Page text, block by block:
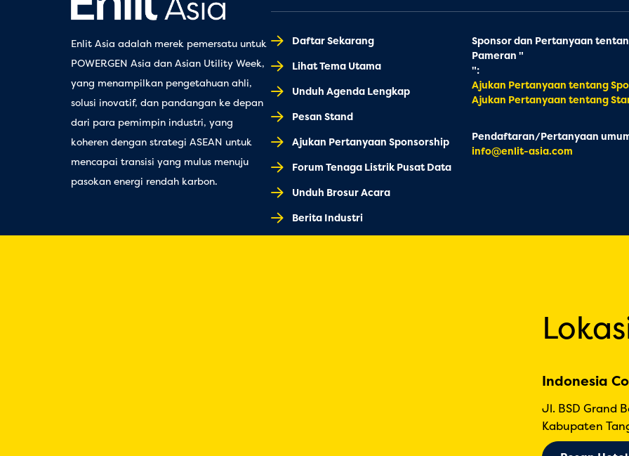
Enlit Asia adalah merek pemersatu untuk
POWERGEN Asia dan Asian Utility Week,
yang menampilkan pengetahuan ahli,
solusi inovatif, dan pandangan ke depan
dari para pemimpin industri, yang
koheren dengan strategi ASEAN untuk
mencapai transisi yang mulus menuju
pasokan energi rendah karbon.
Daftar Sekarang
Lihat Tema Utama
Unduh Agenda Lengkap
Pesan Stand
Ajukan Pertanyaan Sponsorship
Forum Tenaga Listrik Pusat Data
Unduh Brosur Acara
Berita Industri
Sponsor dan Pertanyaan
Pameran "
":
Ajukan Pertanyaan tentang
Ajukan Pertanyaan tentang
Pendaftaran/Pertanyaan
info@enlit-asia.com
Indonesia
Jl. BSD Grand
Kabupaten